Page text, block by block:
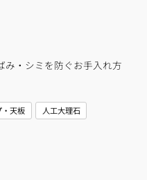
み・シミを防ぐお手入れ方
・天板
人工大理石